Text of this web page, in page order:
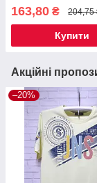
163,80 ₴ 204,75
Купити
Акційні
–20%